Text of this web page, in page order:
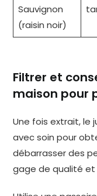
Sauvignon
(raisin noir)
Filtrer et
maison pour
Une fois extrait, le
avec soin pour
débarrasser des
gage de qualité et